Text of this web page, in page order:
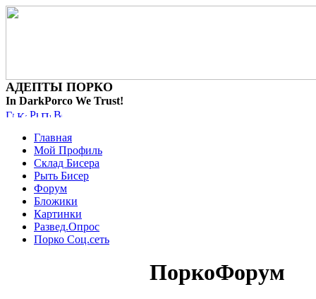
АДЕПТЫ ПОРКО
In DarkPorco We Trust!
Главная
Мой Профиль
Склад Бисера
Рыть Бисер
Форум
Бложики
Картинки
Развед.Опрос
Порко Соц.сеть
ПоркоФорум